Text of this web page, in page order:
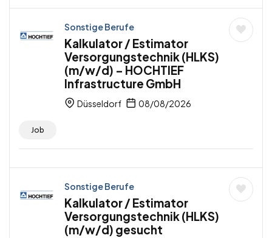
Sonstige Berufe
Kalkulator / Estimator
Versorgungstechnik (HLKS)
(m/w/d) – HOCHTIEF
Infrastructure GmbH
Düsseldorf 08/08/2026
Job
Sonstige Berufe
Kalkulator / Estimator
Versorgungstechnik (HLKS)
(m/w/d) gesucht